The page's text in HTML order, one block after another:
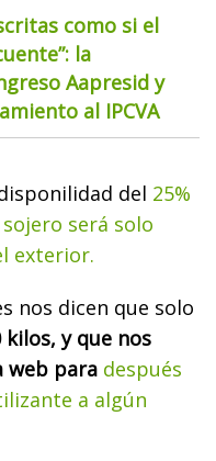
como si el
la
Aapresid y
al IPCVA
del 25%
será solo
exterior.
nos dicen que solo
kilos, y que nos
web para después
a algún